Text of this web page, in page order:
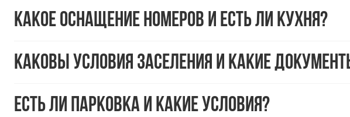
Какое оснащение номеров и есть ли кухня?
Каковы условия заселения и какие
Есть ли парковка и какие условия?